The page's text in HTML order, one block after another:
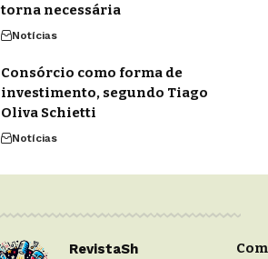
torna necessária
Notícias
Consórcio como forma de
investimento, segundo Tiago
Oliva Schietti
Notícias
RevistaSh